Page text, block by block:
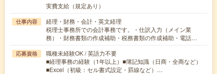
実費支給（規定あり）
仕事内容
経理・財務・会計・英文経理
税理士事務所での会計事務です。・仕訳入力（メイン業
務）・財務書類の作成補助・税務書類の作成補助・電話…
応募資格
職種未経験OK / 英語力不要
■経理事務の経験（1年以上）■簿記知識（日商・全商など）
■Excel（初級：セル書式設定・罫線など）…